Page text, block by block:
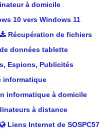
à domicile
10 vers Windows 11
Récupération de fichiers
données tablette
Espions, Publicités
informatique
informatique à domicile
à distance
Liens Internet de SOSPC57